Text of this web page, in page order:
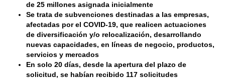
de 25 millones asignada inicialmente
Se trata de subvenciones destinadas a las empresas,
afectadas por el COVID-19, que realicen actuaciones
de diversificación y/o relocalización, desarrollando
nuevas capacidades, en líneas de negocio, productos,
servicios y mercados
En solo 20 días, desde la apertura del plazo de
solicitud, se habían recibido 117 solicitudes